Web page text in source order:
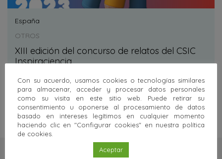
España
OTROS
XIII edición del concurso de relatos del CSIC
Inspiraciencia
Sigue leyendo
Con su acuerdo, usamos cookies o tecnologías similares
para almacenar, acceder y procesar datos personales
como su visita en este sitio web. Puede retirar su
consentimiento u oponerse al procesamiento de datos
basado en intereses legítimos en cualquier momento
haciendo clic en "Configurar cookies" en nuestra política
de cookies.
Aceptar